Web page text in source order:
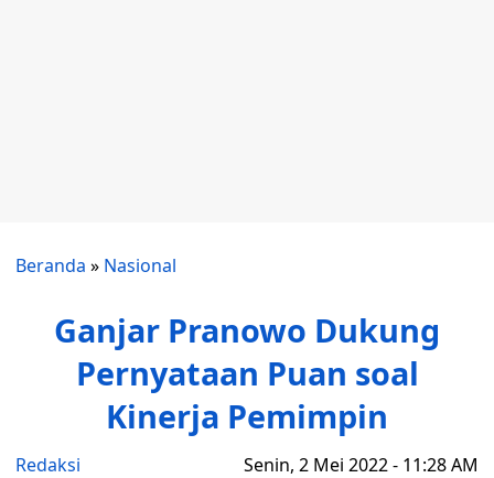
Beranda » Nasional
Ganjar Pranowo Dukung
Pernyataan Puan soal
Kinerja Pemimpin
Redaksi Senin, 2 Mei 2022 - 11:28 AM